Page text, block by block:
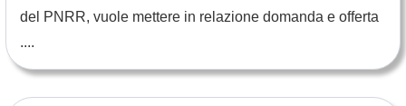
del PNRR, vuole mettere in relazione domanda e offerta
....